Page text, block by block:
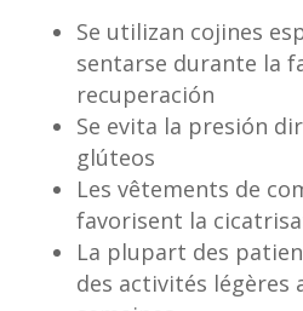
Se utilizan cojines
sentarse durante la
recuperación
Se evita la presión
glúteos
Les vêtements de
favorisent la
La plupart des
des activités légères